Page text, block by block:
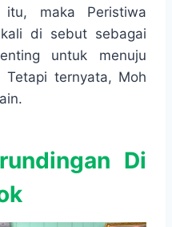
itu, maka Peristiwa
di sebut sebagai
untuk menuju
Tetapi ternyata, Moh
Di